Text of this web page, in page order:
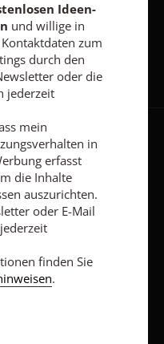
Jetzt anmelden
Barrierefreiheit
Abo online kündigen
Ideen-
und willige in
zum
durch den
oder die
jederzeit
mein
in
erfasst
die Inhalte
auszurichten.
oder E-Mail
finden Sie
.